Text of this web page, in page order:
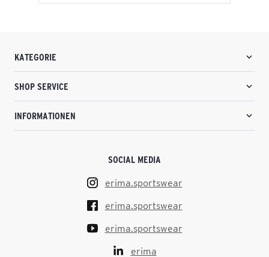
KATEGORIE
SHOP SERVICE
INFORMATIONEN
SOCIAL MEDIA
erima.sportswear
erima.sportswear
erima.sportswear
erima